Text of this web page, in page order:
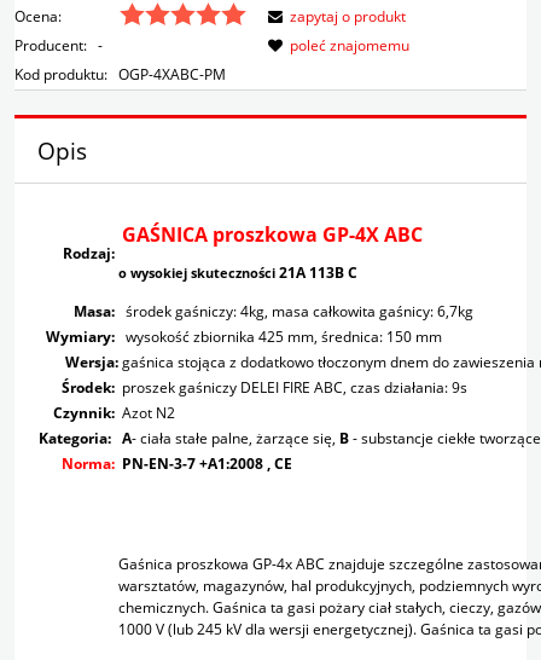
Ocena:
Producent: -
Kod produktu: OGP-4XABC-PM
zapytaj o produkt
poleć znajomemu
Opis
Rodzaj:
GAŚNICA proszkowa GP-4X ABC
o wysokiej skuteczności 21A 113B C
Masa: środek gaśniczy: 4kg, masa całkowita gaśnicy: 6,7kg
Wymiary: wysokość zbiornika 425 mm, średnica: 150 mm
Wersja:gaśnica stojąca z dodatkowo tłoczonym dnem do
Środek: proszek gaśniczy DELEI FIRE ABC, czas działania: 9s
Czynnik: Azot N2
Kategoria: A- ciała stałe palne, żarzące się, B- substancje ciekłe
Norma: PN-EN-3-7 +A1:2008 , CE
Gaśnica proszkowa GP-4x ABC znajduje szczególne
warsztatów, magazynów, hal produkcyjnych, podziemnych
chemicznych. Gaśnica ta gasi pożary ciał stałych, cieczy,
1000 V (lub 245 kV dla wersji energetycznej). Gaśnica ta gasi